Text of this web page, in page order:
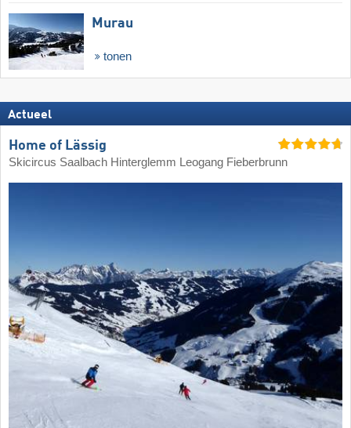
Murau
tonen
Actueel
Home of Lässig
Skicircus Saalbach Hinterglemm Leogang Fieberbrunn